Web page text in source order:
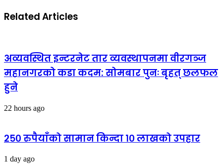
Related Articles
अव्यवस्थित इन्टरनेट तार व्यवस्थापनमा वीरगञ्ज
महानगरको कडा कदम: सोमबार पुनः बृहत् छलफल
हुने
22 hours ago
२५० रुपैयाँको सामान किन्दा १० लाखको उपहार
1 day ago